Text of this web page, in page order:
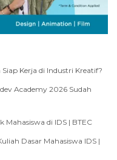
Kerja di Industri Kreatif?
Academy 2026 Sudah
di IDS | BTEC
Dasar Mahasiswa IDS |